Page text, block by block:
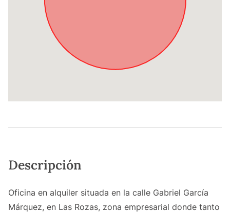
Descripción
Oficina en alquiler situada en la calle Gabriel García
Márquez, en Las Rozas, zona empresarial donde tanto